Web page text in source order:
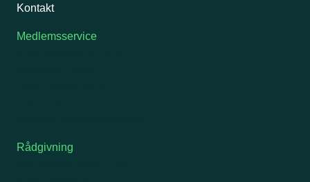
Kontakt
Medlemsservice
Rådgivning